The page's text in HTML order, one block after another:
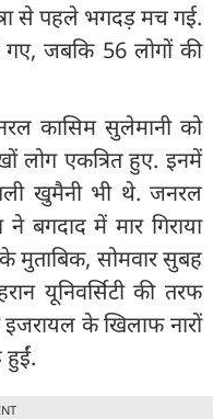
से पहले भगदड़ मच गई.
जबकि 56 लोगों की
कासिम सुलेमानी को
लोग एकत्रित हुए. इनमें
खुमैनी भी थे. जनरल
बगदाद में मार गिराया
मुताबिक, सोमवार सुबह
यूनिवर्सिटी की तरफ
के खिलाफ नारों
हुईं.